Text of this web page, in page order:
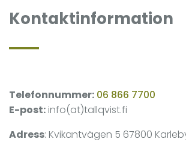
Kontaktinformation
Telefonnummer: 06 866 7700
E-post: info(at)tallqvist.fi
Adress: Kvikantvägen 5 67800